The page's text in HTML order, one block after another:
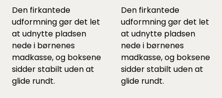
Den firkantede
udformning gør det let
at udnytte pladsen
nede i børnenes
madkasse, og boksene
sidder stabilt uden at
glide rundt.
Den firkantede
udformning gør det let
at udnytte pladsen
nede i børnenes
madkasse, og boksene
sidder stabilt uden at
glide rundt.